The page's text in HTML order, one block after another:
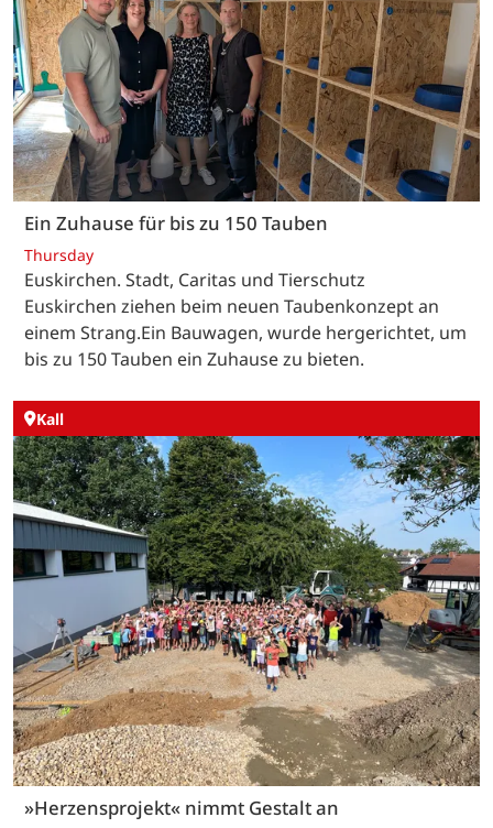
Ein Zuhause für bis zu 150 Tauben
Thursday
Euskirchen. Stadt, Caritas und Tierschutz
Euskirchen ziehen beim neuen Taubenkonzept an
einem Strang.Ein Bauwagen, wurde hergerichtet, um
bis zu 150 Tauben ein Zuhause zu bieten.
Kall
»Herzensprojekt« nimmt Gestalt an